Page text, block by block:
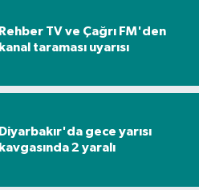
Rehber TV ve Çağrı FM'den
kanal taraması uyarısı
Diyarbakır'da gece yarısı
kavgasında 2 yaralı